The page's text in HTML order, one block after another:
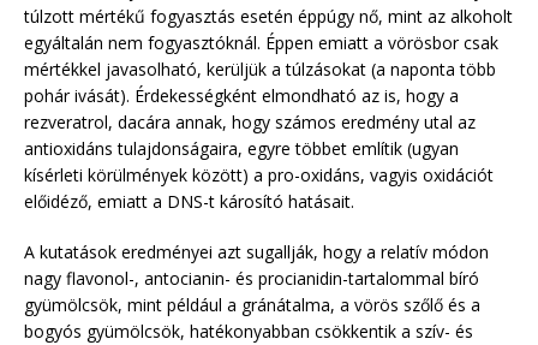
túlzott mértékű fogyasztás esetén éppúgy nő, mint az alkoholt
egyáltalán nem fogyasztóknál. Éppen emiatt a vörösbor csak
mértékkel javasolható, kerüljük a túlzásokat (a naponta több
pohár ivását). Érdekességként elmondható az is, hogy a
rezveratrol, dacára annak, hogy számos eredmény utal az
antioxidáns tulajdonságaira, egyre többet említik (ugyan
kísérleti körülmények között) a pro-oxidáns, vagyis oxidációt
előidéző, emiatt a DNS-t károsító hatásait.
A kutatások eredményei azt sugallják, hogy a relatív módon
nagy flavonol-, antocianin- és procianidin-tartalommal bíró
gyümölcsök, mint például a gránátalma, a vörös szőlő és a
bogyós gyümölcsök, hatékonyabban csökkentik a szív- és